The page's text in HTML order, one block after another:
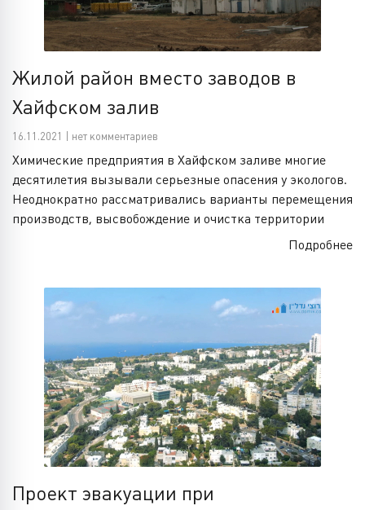
Жилой район вместо заводов в
Хайфском залив
16.11.2021 | нет комментариев
Химические предприятия в Хайфском заливе многие
десятилетия вызывали серьезные опасения у экологов.
Неоднократно рассматривались варианты перемещения
производств, высвобождение и очистка территории
Подробнее
Проект эвакуации при